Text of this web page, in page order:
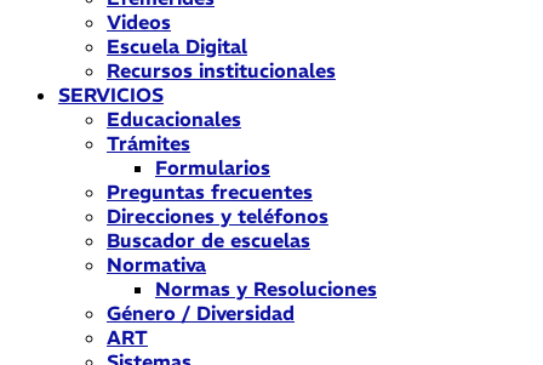
Videos
Escuela Digital
Recursos institucionales
SERVICIOS
Educacionales
Trámites
Formularios
Preguntas frecuentes
Direcciones y teléfonos
Buscador de escuelas
Normativa
Normas y Resoluciones
Género / Diversidad
ART